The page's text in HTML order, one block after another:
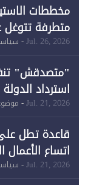
مخططات
متطرفة تتوغل
خرق الحدود
Jul. 26, 2026
-
"متصدقش"
وقبول طعن
Jul. 21, 2026
-
قاعدة تطل
اتساع الأعمال
Jul. 21, 2026
-